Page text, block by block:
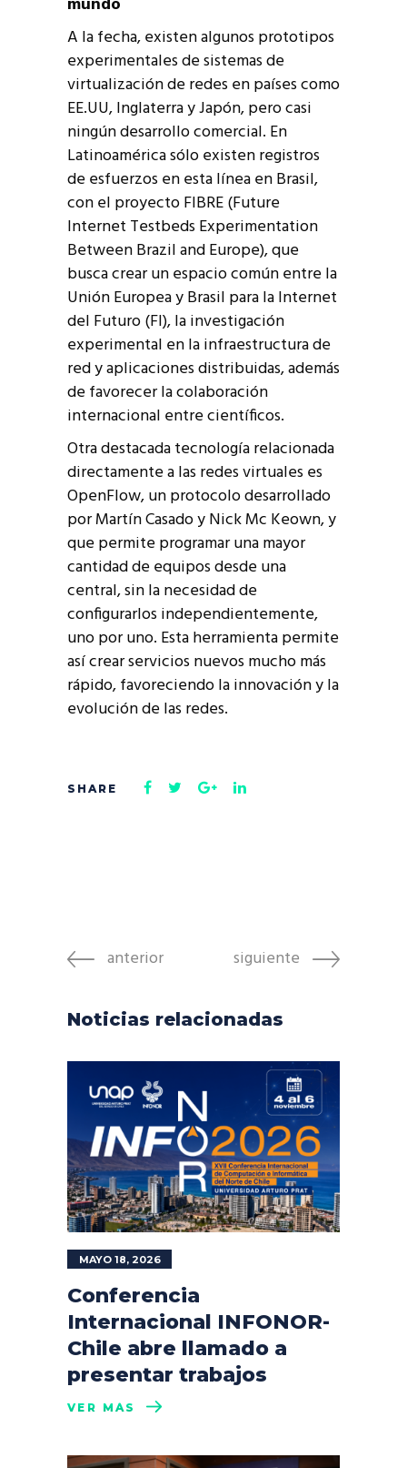
A la fecha, existen algunos prototipos
experimentales de sistemas de
virtualización de redes en países como
EE.UU, Inglaterra y Japón, pero casi
ningún desarrollo comercial. En
Latinoamérica sólo existen registros
de esfuerzos en esta línea en Brasil,
con el proyecto FIBRE (Future
Internet Testbeds Experimentation
Between Brazil and Europe), que
busca crear un espacio común entre la
Unión Europea y Brasil para la Internet
del Futuro (FI), la investigación
experimental en la infraestructura de
red y aplicaciones distribuidas, además
de favorecer la colaboración
internacional entre científicos.
Otra destacada tecnología relacionada
directamente a las redes virtuales es
OpenFlow, un protocolo desarrollado
por Martín Casado y Nick Mc Keown, y
que permite programar una mayor
cantidad de equipos desde una
central, sin la necesidad de
configurarlos independientemente,
uno por uno. Esta herramienta permite
así crear servicios nuevos mucho más
rápido, favoreciendo la innovación y la
evolución de las redes.
anterior siguiente
Noticias relacionadas
MAYO 18, 2026
Conferencia
Internacional INFONOR-
Chile abre llamado a
presentar trabajos
VER MÁS